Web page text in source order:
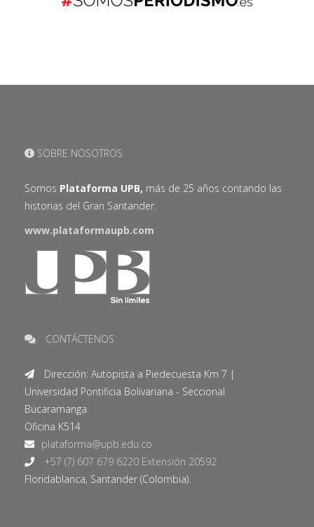
SOBRE NOSOTROS
Somos Plataforma UPB, más de 25 años contando las
historias del Gran Santander.
www.plataformaupb.com
CONTÁCTENOS
Dirección: Autopista a Piedecuesta Km 7 |
Universidad Pontificia Bolivariana - Seccional
Bucaramanga
Oficina K514
+57 (7) 607 679 6220 Extensión 20592
Floridablanca, Santander (Colombia).